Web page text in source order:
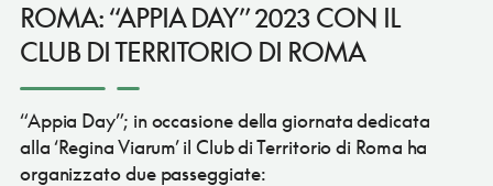
ROMA: “APPIA DAY” 2023 CON IL
CLUB DI TERRITORIO DI ROMA
“Appia Day”; in occasione della giornata dedicata
alla ‘Regina Viarum’ il Club di Territorio di Roma ha
organizzato due passeggiate: